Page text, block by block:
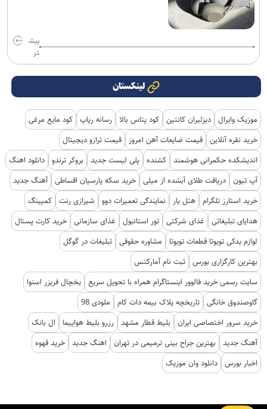
بیش
تر
لینکستان
موزیک وایرال دیزلیران کانتین کود پتاس بالا رسانه رپاپ کود مایع مرغی
خرید نقره آنلاین قیمت ضایعات آهن امروز
قیمت ترازو دیجیتال
اندیشکده حکمرانی هوشمند کشنده پلی لیست جدید بروکر ترندو دانلود اهنگ
آپ تیون دریافت طلای آبشده از میلی خرید سکه پارسیان اقساطی آهنگ جدید
خرید استارز تلگرام هتل یار نمایندگی تعمیرات دوو شیرازی رنت کمپینگ
هدایای تبلیغاتی
غذای شرکتی تور استانبول غذای سازمانی خرید کارت پستال
لوازم یدکی تویوتا قطعات تویوتا
مشاوره حقوقی تبلیغات در گوگل
بهترین کارگزاری بورس ثبت نام آمارکتس
سایت رسمی خرید فالوور اینستاگرام همراه با تحویل سریع یخچال فریزر اسنوا
گاوصندوق خانگی تاریخچه پلاک بیمه دات کام
ملودی 98
خرید سرور اختصاصی ایران
بلیط قطار مشهد رزرو بلیط هواپیما
ال بانک
آهنگ جدید
بهترین جراح بینی ترمیمی در تهران اهنگ جدید خرید قهوه
اخبار بورس دانلود وان موزیک